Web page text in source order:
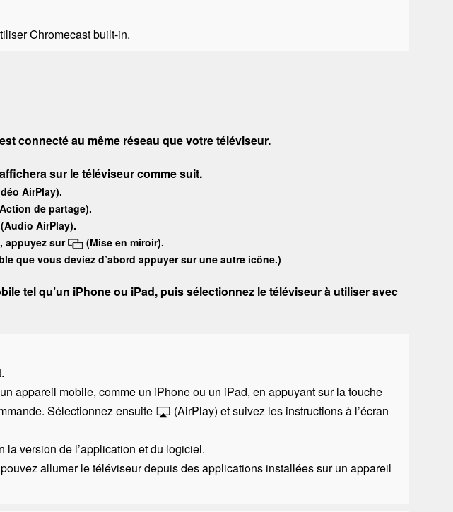
Chromecast built-in.
est connecté au même réseau que votre téléviseur.
sur le téléviseur comme suit.
AirPlay).
de partage).
(AudioAirPlay).
appuyez sur
(Mise en miroir).
que vous deviez d’abord appuyer sur une autre icône.)
tel qu’un iPhoneou iPad, puis sélectionnez le téléviseur à utiliser avec
.
appareil mobile, comme un iPhoneou un iPad, en appuyant sur la touche
Sélectionnez ensuite (AirPlay) et suivez les instructions à l’écran
version de l’application et du logiciel.
allumer le téléviseur depuis des applications installées sur un appareil